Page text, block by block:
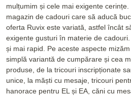
mulțumim și cele mai exigente
magazin de cadouri care să aducă
oferta Ruvix este variată, astfel încât
exigente gusturi în materie de
și mai rapid. Pe aceste aspecte
simplă variantă de cumpărare și cea
produse, de la tricouri inscripționate
unice, la măști cu mesaje, tricouri
hanorace pentru EL și EA, căni cu